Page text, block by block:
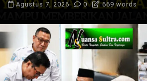
Agustus 7, 2026 0 669 words